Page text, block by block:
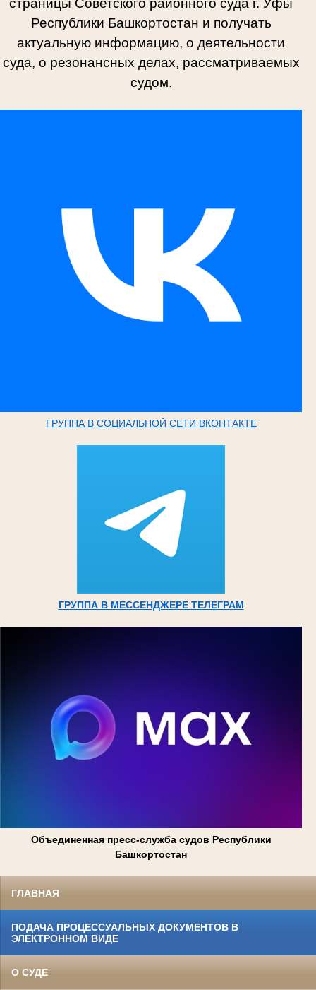
страницы Советского районного суда г. Уфы
Республики Башкортостан и получать
актуальную информацию, о деятельности
суда, о резонансных делах, рассматриваемых
судом.
ГРУППА В СОЦИАЛЬНОЙ СЕТИ ВКОНТАКТЕ
ГРУППА В МЕССЕНДЖЕРЕ ТЕЛЕГРАМ
Объединенная пресс-служба судов Республики
Башкортостан
ГЛАВНАЯ
ПОДАЧА ПРОЦЕССУАЛЬНЫХ ДОКУМЕНТОВ В
ЭЛЕКТРОННОМ ВИДЕ
О СУДЕ